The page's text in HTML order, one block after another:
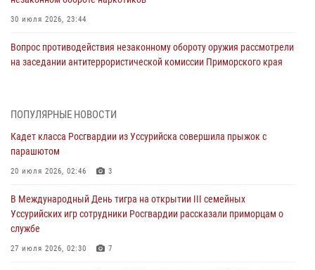
30 июля 2026, 23:44
Вопрос противодействия незаконному обороту оружия рассмотрели
на заседании антитеррористической комиссии Приморского края
Во Владивостоке во дворе жилого дома сотрудники
В День Крещения Руси в Князь-Владимирском храме – Главном
ходом
28 июля 2026, 10:29
Росгвардейцы в Приморье приняли участие в молебне,
ПОПУЛЯРНЫЕ НОВОСТИ
Кадет класса Росгвардии из Уссурийска совершила прыжок с
парашютом
20 июля 2026, 02:46 3
В Международный День тигра на открытии III семейных
Уссурийских игр сотрудники Росгвардии рассказали приморцам о
службе
27 июля 2026, 02:30 7